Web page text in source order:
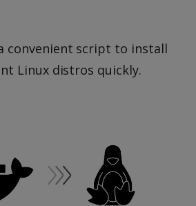
convenient script to install
Linux distros quickly.